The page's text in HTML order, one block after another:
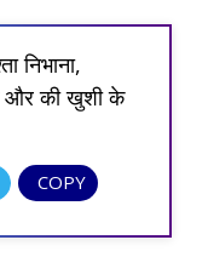
निभाना,
और की खुशी के
COPY